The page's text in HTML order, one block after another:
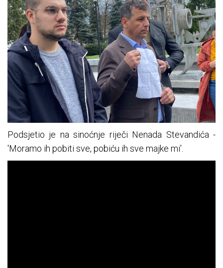
Podsjetio je na sinoćnje riječi Nenada Stevandića -
'Moramo ih pobiti sve, pobiću ih sve majke mi'.